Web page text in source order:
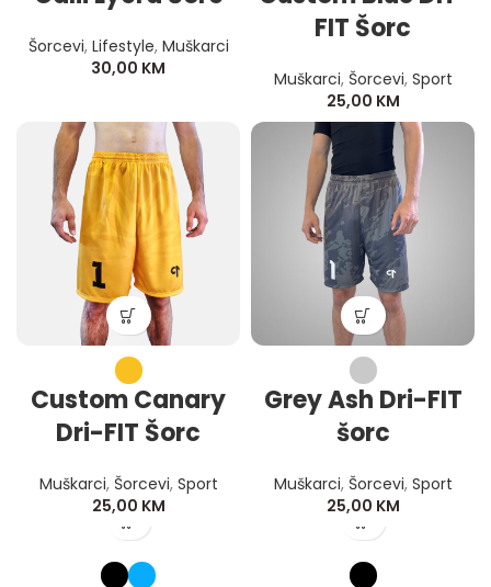
Šorcevi, Lifestyle, Muškarci
30,00 KM
FIT Šorc
Muškarci, Šorcevi, Sport
25,00 KM
Custom Canary
Dri-FIT Šorc
Muškarci, Šorcevi, Sport
25,00 KM
Grey Ash Dri-FIT
šorc
Muškarci, Šorcevi, Sport
25,00 KM